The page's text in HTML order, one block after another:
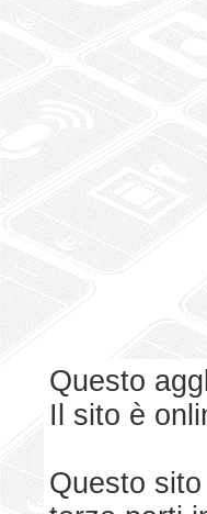
Questo
Il sito è
Questo